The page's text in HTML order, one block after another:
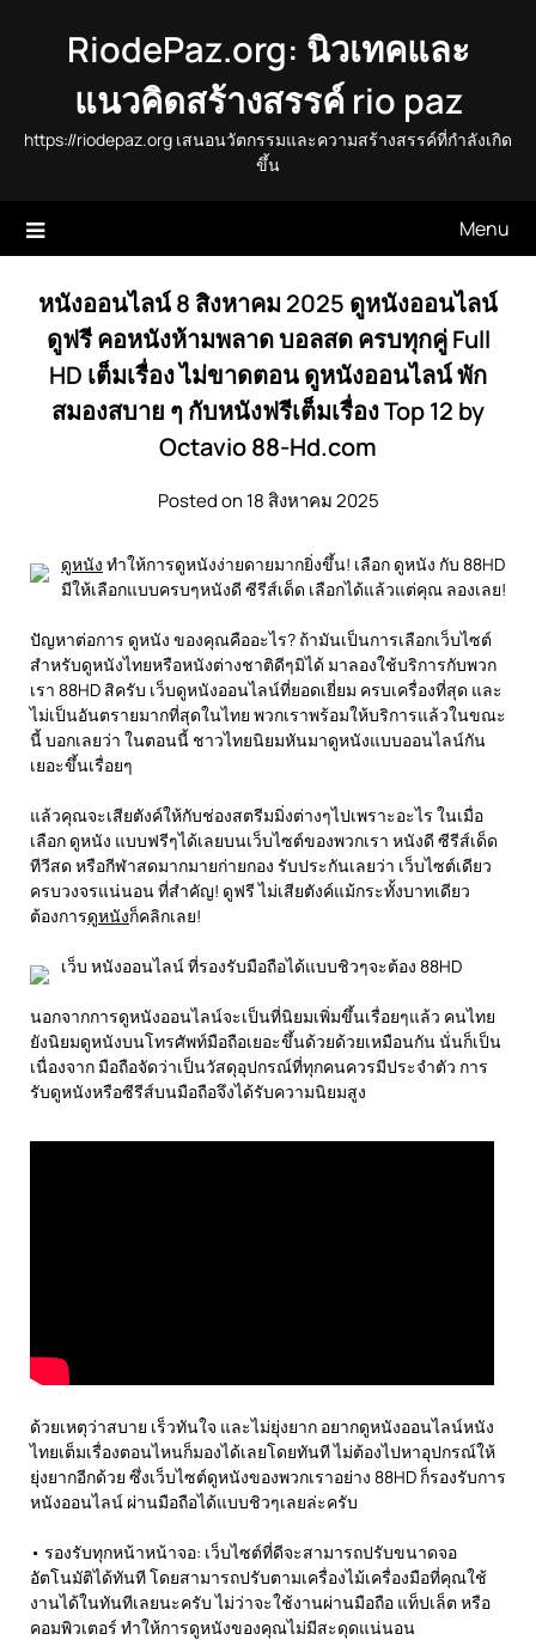
RiodePaz.org: นิวเทคและ
แนวคิดสร้างสรรค์ rio paz
https://riodepaz.org เสนอนวัตกรรมและความสร้างสรรค์ที่กำลังเกิด
ขึ้น
Menu
หนังออนไลน์ 8 สิงหาคม 2025 ดูหนังออนไลน์
ดูฟรี คอหนังห้ามพลาด บอลสด ครบทุกคู่ Full
HD เต็มเรื่อง ไม่ขาดตอน ดูหนังออนไลน์ พัก
สมองสบาย ๆ กับหนังฟรีเต็มเรื่อง Top 12 by
Octavio 88-Hd.com
Posted on 18 สิงหาคม 2025
ดูหนัง ทำให้การดูหนังง่ายดายมากยิ่งขึ้น! เลือก ดูหนัง กับ 88HD
มีให้เลือกแบบครบๆหนังดี ซีรีส์เด็ด เลือกได้แล้วแต่คุณ ลองเลย!
ปัญหาต่อการ ดูหนัง ของคุณคืออะไร? ถ้ามันเป็นการเลือกเว็บไซต์
สำหรับดูหนังไทยหรือหนังต่างชาติดีๆมิได้ มาลองใช้บริการกับพวก
เรา 88HD สิครับ เว็บดูหนังออนไลน์ที่ยอดเยี่ยม ครบเครื่องที่สุด และ
ไม่เป็นอันตรายมากที่สุดในไทย พวกเราพร้อมให้บริการแล้วในขณะ
นี้ บอกเลยว่า ในตอนนี้ ชาวไทยนิยมหันมาดูหนังแบบออนไลน์กัน
เยอะขึ้นเรื่อยๆ
แล้วคุณจะเสียตังค์ให้กับช่องสตรีมมิ่งต่างๆไปเพราะอะไร ในเมื่อ
เลือก ดูหนัง แบบฟรีๆได้เลยบนเว็บไซต์ของพวกเรา หนังดี ซีรีส์เด็ด
ทีวีสด หรือกีฬาสดมากมายก่ายกอง รับประกันเลยว่า เว็บไซต์เดียว
ครบวงจรแน่นอน ที่สำคัญ! ดูฟรี ไม่เสียตังค์แม้กระทั้งบาทเดียว
ต้องการดูหนังก็คลิกเลย!
เว็บ หนังออนไลน์ ที่รองรับมือถือได้แบบชิวๆจะต้อง 88HD
นอกจากการดูหนังออนไลน์จะเป็นที่นิยมเพิ่มขึ้นเรื่อยๆแล้ว คนไทย
ยังนิยมดูหนังบนโทรศัพท์มือถือเยอะขึ้นด้วยด้วยเหมือนกัน นั่นก็เป็น
เนื่องจาก มือถือจัดว่าเป็นวัสดุอุปกรณ์ที่ทุกคนควรมีประจำตัว การ
รับดูหนังหรือซีรีส์บนมือถือจึงได้รับความนิยมสูง
ด้วยเหตุว่าสบาย เร็วทันใจ และไม่ยุ่งยาก อยากดูหนังออนไลน์หนัง
ไทยเต็มเรื่องตอนไหนก็มองได้เลยโดยทันที ไม่ต้องไปหาอุปกรณ์ให้
ยุ่งยากอีกด้วย ซึ่งเว็บไซต์ดูหนังของพวกเราอย่าง 88HD ก็รองรับการ
หนังออนไลน์ ผ่านมือถือได้แบบชิวๆเลยล่ะครับ
• รองรับทุกหน้าหน้าจอ: เว็บไซต์ที่ดีจะสามารถปรับขนาดจอ
อัตโนมัติได้ทันที โดยสามารถปรับตามเครื่องไม้เครื่องมือที่คุณใช้
งานได้ในทันทีเลยนะครับ ไม่ว่าจะใช้งานผ่านมือถือ แท็ปเล็ต หรือ
คอมพิวเตอร์ ทำให้การดูหนังของคุณไม่มีสะดุดแน่นอน